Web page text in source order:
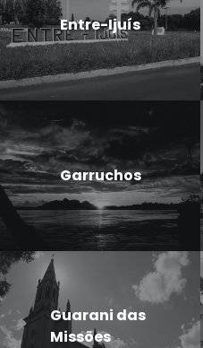
Entre-Ijuís
Garruchos
Guarani das
Missões